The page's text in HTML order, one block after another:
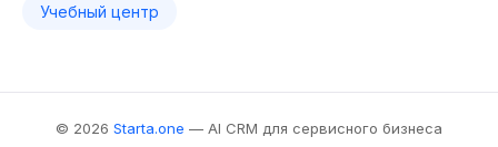
Учебный центр
© 2026 Starta.one — AI CRM для сервисного бизнеса